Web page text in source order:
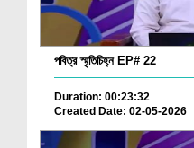
পবিত্র স্মৃতিচিহ্ন EP# 22
Duration: 00:23:32
Created Date: 02-05-2026